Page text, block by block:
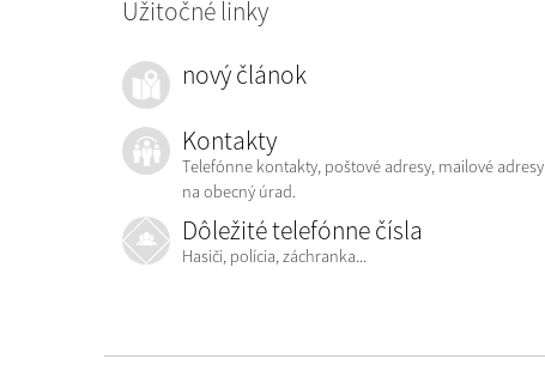
Užitočné linky
nový článok
Kontakty
Telefónne kontakty, poštové adresy, mailové adresy
na obecný úrad.
Dôležité telefónne čísla
Hasiči, polícia, záchranka...